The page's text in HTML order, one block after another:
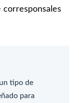
corresponsales
tipo de
para